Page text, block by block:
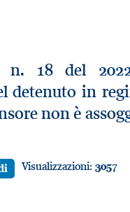
n. 18 del
detenuto in
non è
Visualizzazioni: 3057